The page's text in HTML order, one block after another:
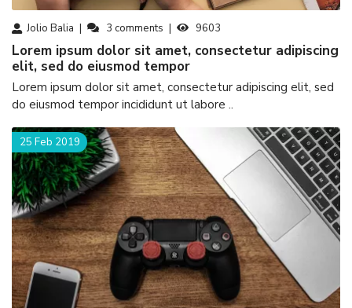
Jolio Balia 3 comments 9603
Lorem ipsum dolor sit amet, consectetur adipiscing
elit, sed do eiusmod tempor
Lorem ipsum dolor sit amet, consectetur adipiscing elit, sed
do eiusmod tempor incididunt ut labore ..
25 Feb 2019